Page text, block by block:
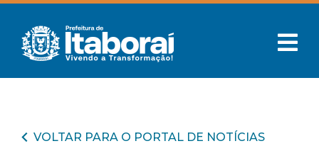
VOLTAR PARA O PORTAL DE NOTÍCIAS